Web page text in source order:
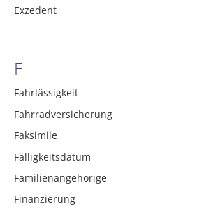
Exzedent
F
Fahrlässigkeit
Fahrradversicherung
Faksimile
Fälligkeitsdatum
Familienangehörige
Finanzierung